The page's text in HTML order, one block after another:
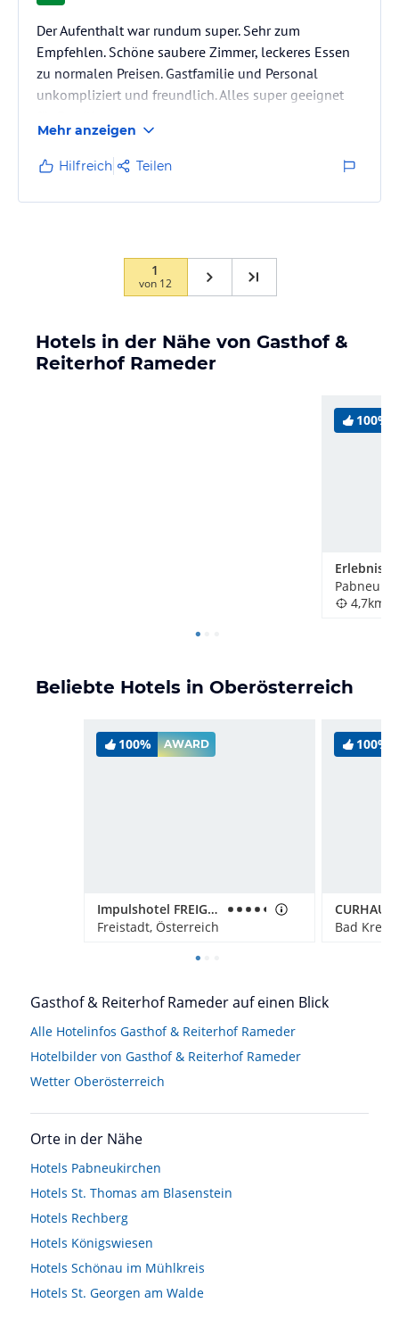
Der Aufenthalt war rundum super. Sehr zum
Empfehlen. Schöne saubere Zimmer, leckeres Essen
zu normalen Preisen. Gastfamilie und Personal
unkompliziert und freundlich. Alles super geeignet
Mehr anzeigen
Hilfreich Teilen
1
von 12
Hotels in der Nähe von Gasthof &
Reiterhof Rameder
100%
4,7km
Beliebte Hotels in Oberösterreich
100% AWARD
Impulshotel FREIGOLD
Freistadt, Österreich
100%
Bad
Gasthof & Reiterhof Rameder auf einen Blick
Alle Hotelinfos Gasthof & Reiterhof Rameder
Hotelbilder von Gasthof & Reiterhof Rameder
Wetter Oberösterreich
Orte in der Nähe
Hotels Pabneukirchen
Hotels St. Thomas am Blasenstein
Hotels Rechberg
Hotels Königswiesen
Hotels Schönau im Mühlkreis
Hotels St. Georgen am Walde